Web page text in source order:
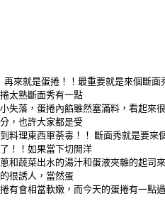
再來就是蛋捲！！最重要就是來個斷面
捲太熟斷面秀有一點
小失落，蛋捲內餡雖然塞滿料，看起來
分，也許大家都是受
到料理東西軍荼毒！！ 斷面秀就是要來
了！！如果當下切開洋
蔥和蔬菜出水的湯汁和蛋液夾雜的起司
的很誘人，當然蛋
捲有會相當軟嫩，而今天的蛋捲有一點